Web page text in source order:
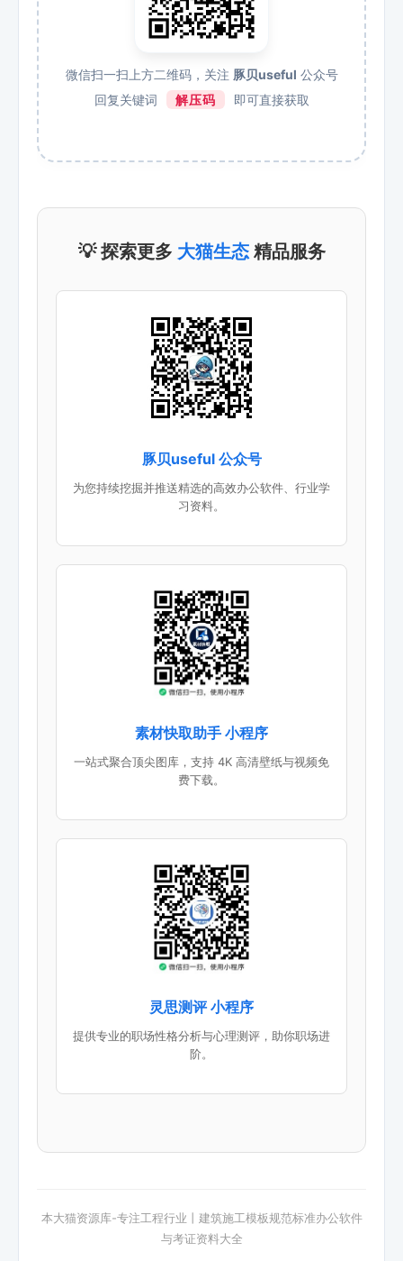
微信扫一扫上方二维码，关注 豚贝useful 公众号
回复关键词
解压码 即可直接获取
💡 探索更多 大猫生态精品服务
豚贝useful 公众号
为您持续挖掘并推送精选的高效办公软件、行业学
习资料。
素材快取助手 小程序
一站式聚合顶尖图库，支持 4K 高清壁纸与视频免
费下载。
灵思测评 小程序
提供专业的职场性格分析与心理测评，助你职场进
阶。
本大猫资源库-专注工程行业丨建筑施工模板规范标准办公软件
与考证资料大全